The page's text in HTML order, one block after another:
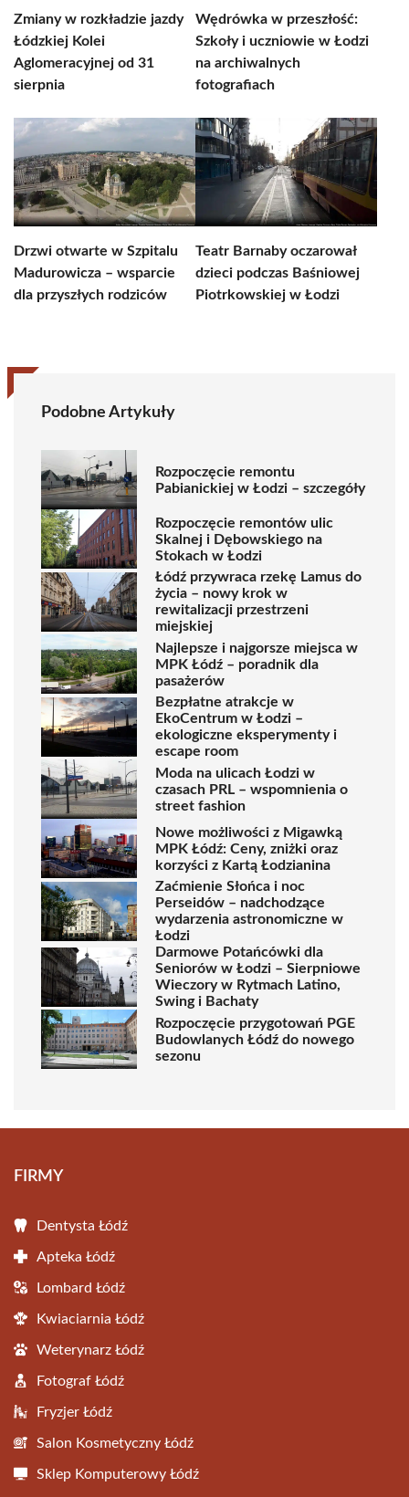
Zmiany w rozkładzie jazdy
Łódzkiej Kolei
Aglomeracyjnej od 31
sierpnia
Wędrówka w przeszłość:
Szkoły i uczniowie w Łodzi
na archiwalnych
fotografiach
Drzwi otwarte w Szpitalu
Madurowicza – wsparcie
dla przyszłych rodziców
Teatr Barnaby oczarował
dzieci podczas Baśniowej
Piotrkowskiej w Łodzi
Podobne Artykuły
Rozpoczęcie remontu
Pabianickiej w Łodzi – szczegóły
Rozpoczęcie remontów ulic
Skalnej i Dębowskiego na
Stokach w Łodzi
Łódź przywraca rzekę Lamus do
życia – nowy krok w
rewitalizacji przestrzeni
miejskiej
Najlepsze i najgorsze miejsca w
MPK Łódź – poradnik dla
pasażerów
Bezpłatne atrakcje w
EkoCentrum w Łodzi –
ekologiczne eksperymenty i
escape room
Moda na ulicach Łodzi w
czasach PRL – wspomnienia o
street fashion
Nowe możliwości z Migawką
MPK Łódź: Ceny, zniżki oraz
korzyści z Kartą Łodzianina
Zaćmienie Słońca i noc
Perseidów – nadchodzące
wydarzenia astronomiczne w
Łodzi
Darmowe Potańcówki dla
Seniorów w Łodzi – Sierpniowe
Wieczory w Rytmach Latino,
Swing i Bachaty
Rozpoczęcie przygotowań PGE
Budowlanych Łódź do nowego
sezonu
FIRMY
Dentysta Łódź
Apteka Łódź
Lombard Łódź
Kwiaciarnia Łódź
Weterynarz Łódź
Fotograf Łódź
Fryzjer Łódź
Salon Kosmetyczny Łódź
Sklep Komputerowy Łódź